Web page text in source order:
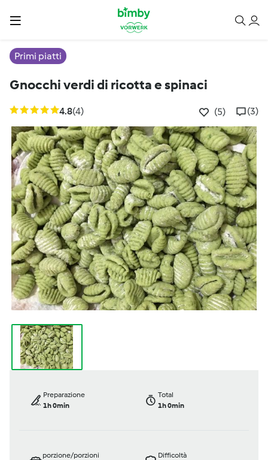
Primi piatti
Gnocchi verdi di ricotta e spinaci
4.8(4) (5) (3)
Preparazione
1h 0min
Total
1h 0min
porzione/porzioni
Difficoltà